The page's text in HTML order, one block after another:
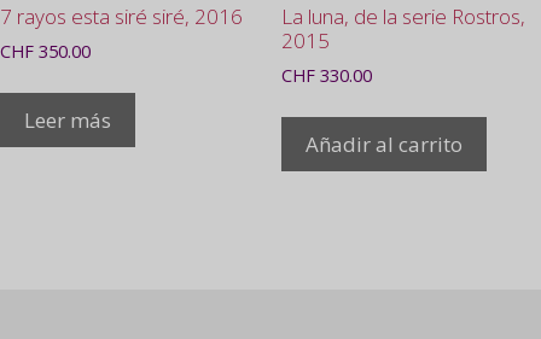
7 rayos esta siré siré, 2016
CHF 350.00
Leer más
La luna, de la serie Rostros,
2015
CHF330.00
Añadir al carrito